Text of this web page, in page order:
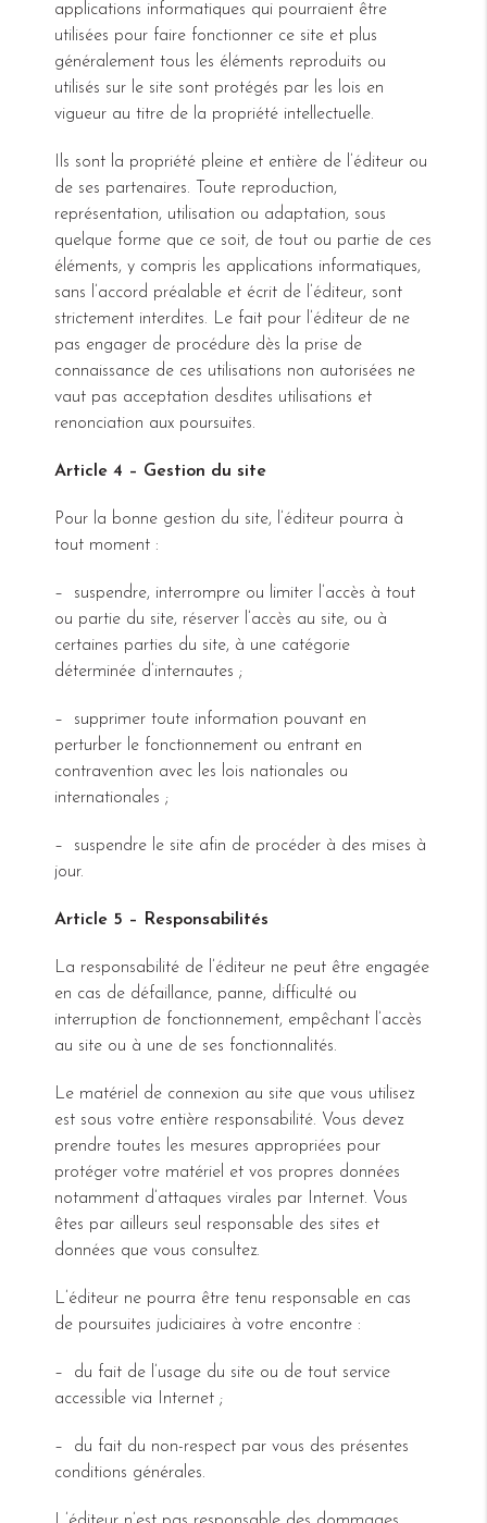
applications informatiques qui pourraient être
utilisées pour faire fonctionner ce site et plus
généralement tous les éléments reproduits ou
utilisés sur le site sont protégés par les lois en
vigueur au titre de la propriété intellectuelle.
Ils sont la propriété pleine et entière de l’éditeur ou
de ses partenaires. Toute reproduction,
représentation, utilisation ou adaptation, sous
quelque forme que ce soit, de tout ou partie de ces
éléments, y compris les applications informatiques,
sans l’accord préalable et écrit de l’éditeur, sont
strictement interdites. Le fait pour l’éditeur de ne
pas engager de procédure dès la prise de
connaissance de ces utilisations non autorisées ne
vaut pas acceptation desdites utilisations et
renonciation aux poursuites.
Article 4 – Gestion du site
Pour la bonne gestion du site, l’éditeur pourra à
tout moment :
– suspendre, interrompre ou limiter l’accès à tout
ou partie du site, réserver l’accès au site, ou à
certaines parties du site, à une catégorie
déterminée d’internautes ;
– supprimer toute information pouvant en
perturber le fonctionnement ou entrant en
contravention avec les lois nationales ou
internationales ;
– suspendre le site afin de procéder à des mises à
jour.
Article 5 – Responsabilités
La responsabilité de l’éditeur ne peut être engagée
en cas de défaillance, panne, difficulté ou
interruption de fonctionnement, empêchant l’accès
au site ou à une de ses fonctionnalités.
Le matériel de connexion au site que vous utilisez
est sous votre entière responsabilité. Vous devez
prendre toutes les mesures appropriées pour
protéger votre matériel et vos propres données
notamment d’attaques virales par Internet. Vous
êtes par ailleurs seul responsable des sites et
données que vous consultez.
L’éditeur ne pourra être tenu responsable en cas
de poursuites judiciaires à votre encontre :
– du fait de l’usage du site ou de tout service
accessible via Internet ;
– du fait du non-respect par vous des présentes
conditions générales.